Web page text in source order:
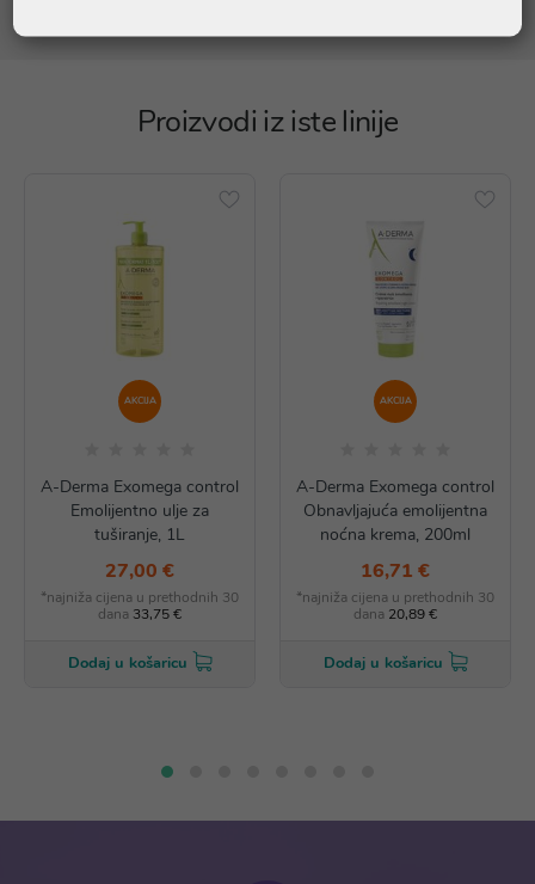
Proizvodi iz iste linije
AKCIJA
A-Derma Exomega control
Emolijentno ulje za
tuširanje, 1L
27,00 €
*najniža cijena u prethodnih 30
dana 33,75 €
Dodaj u košaricu
AKCIJA
A-Derma Exomega control
Obnavljajuća emolijentna
noćna krema, 200ml
16,71 €
*najniža cijena u prethodnih 30
dana 20,89 €
Dodaj u košaricu